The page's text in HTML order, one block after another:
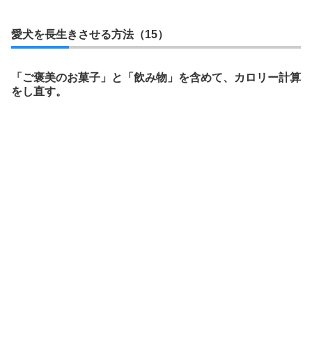
愛犬を長生きさせる方法（15）
「ご褒美のお菓子」と「飲み物」を含めて、カロリー計算
をし直す。